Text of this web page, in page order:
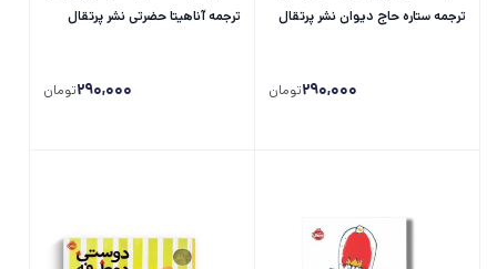
ترجمه ستاره حاج دیوان نشر پرتقال
290,000تومان
ترجمه آناهیتا حضرتی نشر پرتقال
290,000تومان